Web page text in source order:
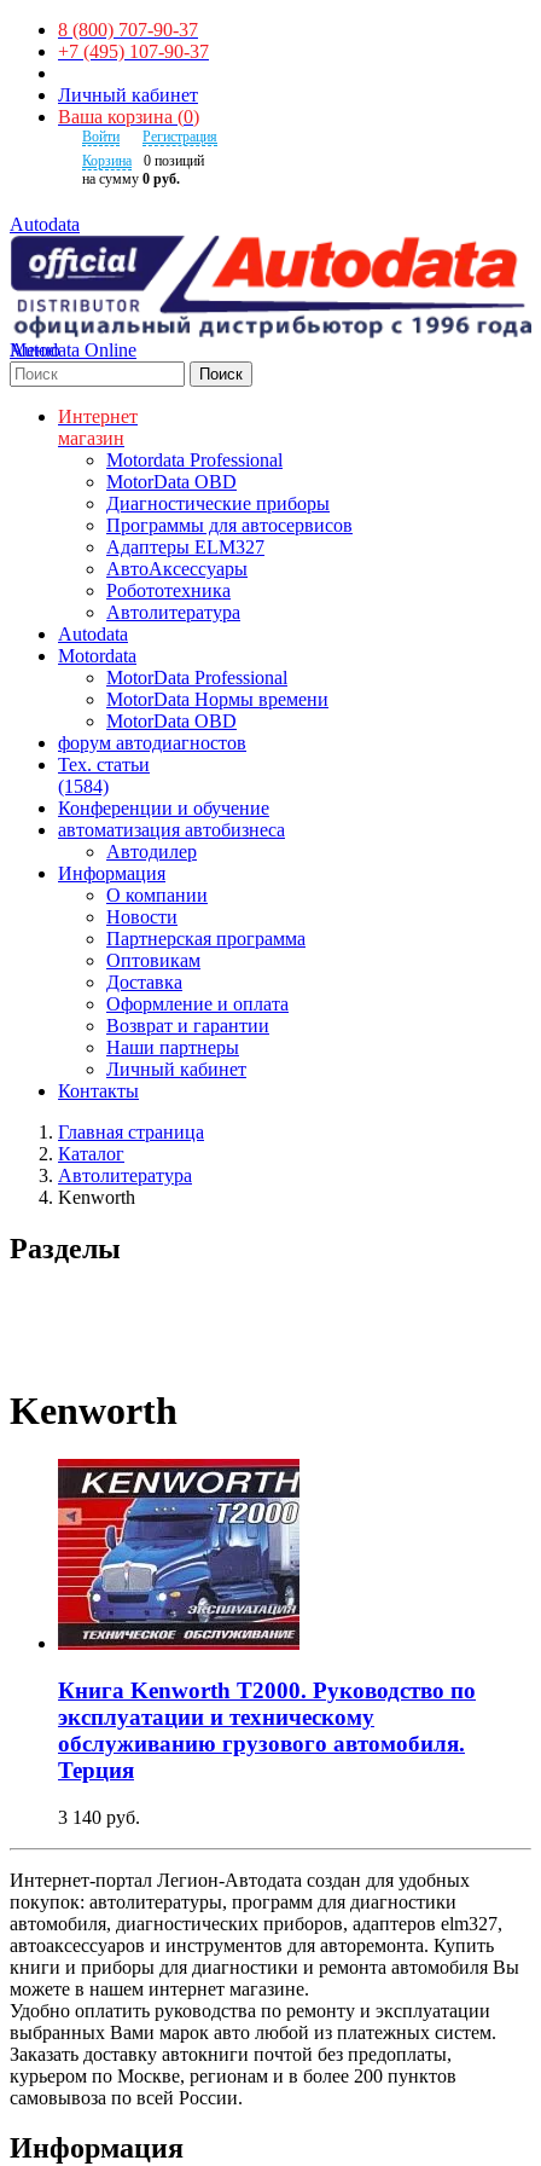
8 (800) 707-90-37
+7 (495) 107-90-37
Личный кабинет
Ваша корзина (0)
Войти
Регистрация
Корзина
0 позиций
на сумму 0 руб.
Autodata
Autodata Online
Меню
Поиск
Интернет
магазин
Motordata Professional
MotorData OBD
Диагностические приборы
Программы для автосервисов
Адаптеры ELM327
АвтоАксессуары
Робототехника
Автолитература
Autodata
Motordata
MotorData Professional
MotorData Нормы времени
MotorData OBD
форум автодиагностов
Тех. статьи
(1584)
Конференции и обучение
автоматизация автобизнеса
Автодилер
Информация
О компании
Новости
Партнерская программа
Оптовикам
Доставка
Оформление и оплата
Возврат и гарантии
Наши партнеры
Личный кабинет
Контакты
Главная страница
Каталог
Автолитература
Kenworth
Разделы
Kenworth
Книга Kenworth T2000. Руководство по
эксплуатации и техническому
обслуживанию грузового автомобиля.
Терция
3 140 руб.
Интернет-портал Легион-Автодата создан для удобных
покупок: автолитературы, программ для диагностики
автомобиля, диагностических приборов, адаптеров elm327,
автоаксессуаров и инструментов для авторемонта. Купить
книги и приборы для диагностики и ремонта автомобиля Вы
можете в нашем интернет магазине.
Удобно оплатить руководства по ремонту и эксплуатации
выбранных Вами марок авто любой из платежных систем.
Заказать доставку автокниги почтой без предоплаты,
курьером по Москве, регионам и в более 200 пунктов
самовывоза по всей России.
Информация